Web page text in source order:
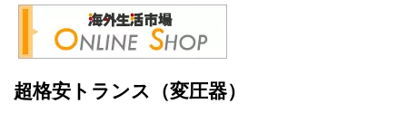
超格安トランス（変圧器）